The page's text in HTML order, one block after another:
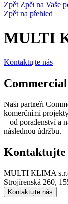
Zpět Zpět na Vaše
Zpět na přehled
MULTI
Kontaktujte nás
Naši partneři
komerčními
– od poradenství a
následnou údržbu.
Kontaktujte
MULTI KLIMA
Strojírenská 260,
Kontaktujte nás